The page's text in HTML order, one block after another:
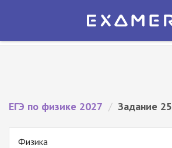
Экзамер — ЕГЭ 2027
ЕГЭ по физике 2027 / Задание 25
Физика